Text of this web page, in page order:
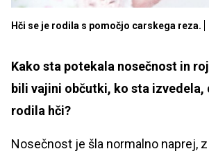
Hči se je rodila s pomočjo carskega reza.
Kako sta potekala nosečnost in
bili vajini občutki, ko sta izvedela,
rodila hči?
Nosečnost je šla normalno naprej,